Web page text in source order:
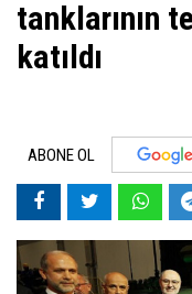
tanklarının
katıldı
ABONE OL